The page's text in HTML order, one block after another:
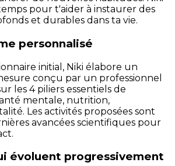
pour t'aider à instaurer des
et durables dans ta vie.
personnalisé
initial, Niki élabore un
conçu par un professionnel
les 4 piliers essentiels de
mentale, nutrition,
Les activités proposées sont
avancées scientifiques pour
évoluent progressivement